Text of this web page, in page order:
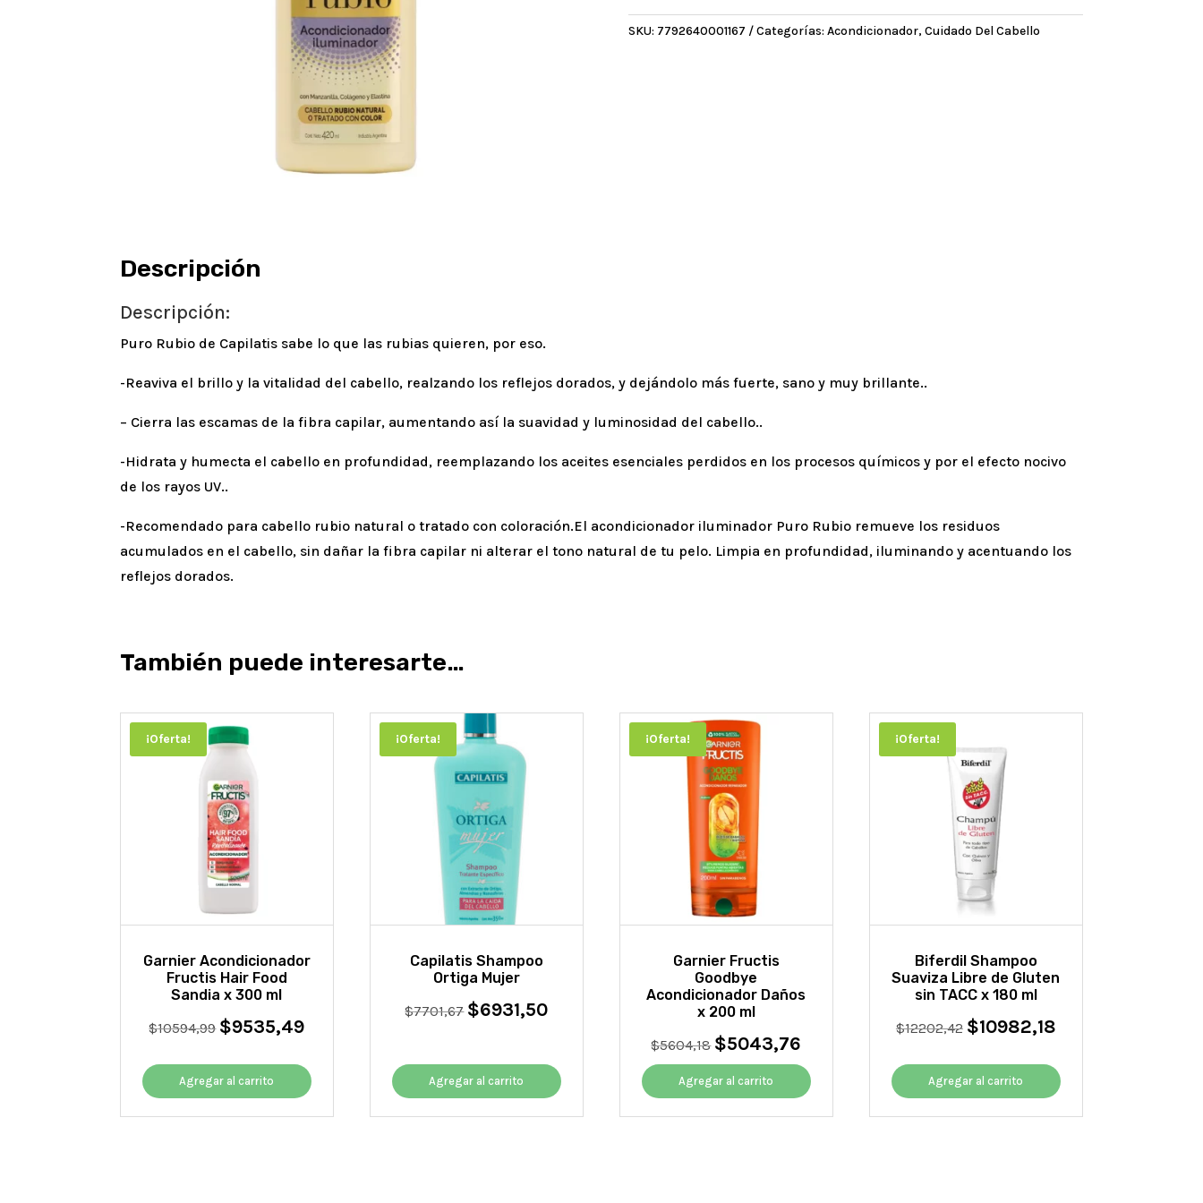
x
420
SKU: 7792640001167 Categorías: Acondicionador, Cuidado Del Cabello
Descripción
Descripción:
Puro Rubio de Capilatis sabe lo que las rubias quieren, por eso.
-Reaviva el brillo y la vitalidad del cabello, realzando los reflejos dorados, y dejándolo más fuerte, sano y muy brillante..
– Cierra las escamas de la fibra capilar, aumentando así la suavidad y luminosidad del cabello..
-Hidrata y humecta el cabello en profundidad, reemplazando los aceites esenciales perdidos en los procesos químicos y por el efecto nocivo
de los rayos UV..
-Recomendado para cabello rubio natural o tratado con coloración.El acondicionador iluminador Puro Rubio remueve los residuos
acumulados en el cabello, sin dañar la fibra capilar ni alterar el tono natural de tu pelo. Limpia en profundidad, iluminando y acentuando los
reflejos dorados.
También puede interesarte…
¡Oferta!
Garnier Acondicionador
Fructis Hair Food
Sandia x 300 ml
$10594,99 El
original
era:
$10594,99.
$9535,49El
actual
es:
Agregar al carrito
¡Oferta!
Capilatis Shampoo
Ortiga Mujer
$7701,67 El
era:
$7701,67.
$6931,50El
es:
$6931,50.
Agregar al carrito
¡Oferta!
Garnier Fructis
Goodbye
Acondicionador Daños
x 200 ml
$5604,18 El
precio
original
era:
$5604,18.
$5043,76
precio
actual
es:
$5043,76.
Agregar al carrito
¡Oferta!
Biferdil Shampoo
Suaviza Libre de Gluten
sin TACC x 180 ml
$12202,42 El
original
era:
$12202,42.
$10982,18El
actual
es:
Agregar al carrito